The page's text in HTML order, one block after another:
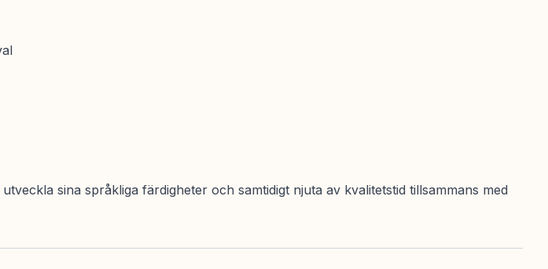
sina språkliga färdigheter och samtidigt njuta av kvalitetstid tillsammans med